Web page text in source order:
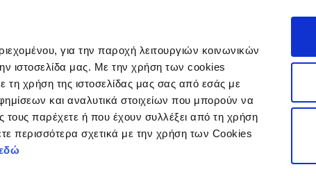
για την παροχή λειτουργιών κοινωνικών
ιστοσελίδα μας. Με την χρήση των cookies
τη χρήση της ιστοσελίδας μας σας από εσάς με
και αναλυτικά στοιχείων που μπορούν να
παρέχετε ή που έχουν συλλέξει από τη χρήση
περισσότερα σχετικά με την χρήση των CookiesΠροσεχή